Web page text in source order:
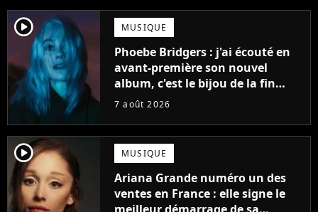
player2 MUSIQUE
Phoebe Bridgers : j'ai écouté en
avant-première son nouvel
album, c'est le bijou de la fin
d'été
7 août 2026
player2 MUSIQUE
Ariana Grande numéro un des
ventes en France : elle signe le